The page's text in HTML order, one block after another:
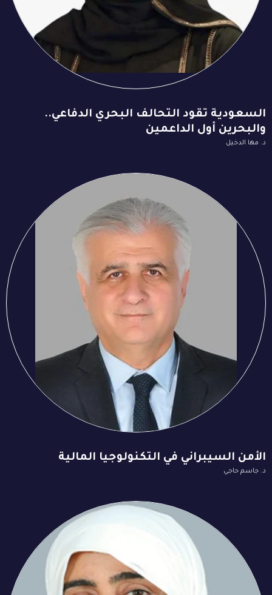
السعودية تقود التحالف البحري الدفاعي..
والبحرين أول الداعمين
د. مها الدخيل
الأمن السيبراني في التكنولوجيا المالية
د. جاسم حاجي